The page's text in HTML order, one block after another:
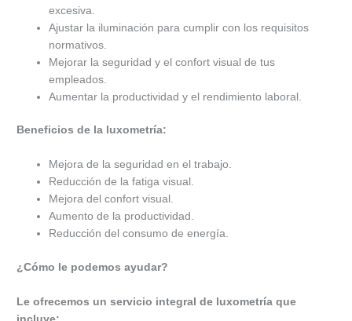
excesiva.
Ajustar la iluminación para cumplir con los requisitos
normativos.
Mejorar la seguridad y el confort visual de tus
empleados.
Aumentar la productividad y el rendimiento laboral.
Beneficios de la luxometría:
Mejora de la seguridad en el trabajo.
Reducción de la fatiga visual.
Mejora del confort visual.
Aumento de la productividad.
Reducción del consumo de energía.
¿Cómo le podemos ayudar?
Le ofrecemos un servicio integral de luxometría que